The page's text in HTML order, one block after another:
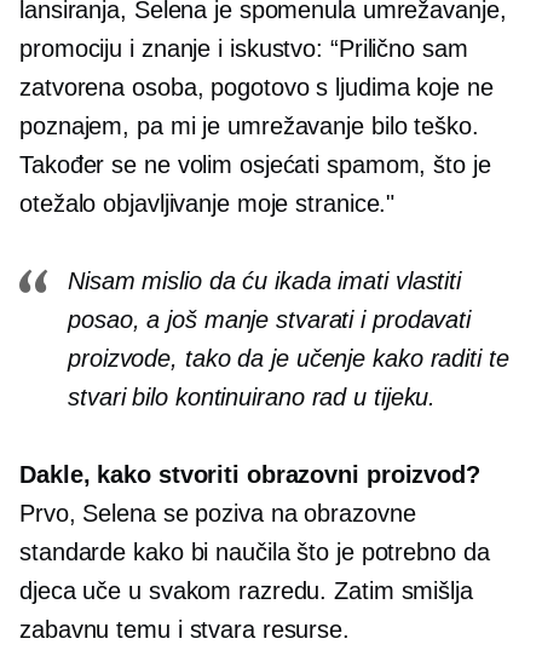
lansiranja, Selena je spomenula umrežavanje,
promociju i znanje i iskustvo: “Prilično sam
zatvorena osoba, pogotovo s ljudima koje ne
poznajem, pa mi je umrežavanje bilo teško.
Također se ne volim osjećati spamom, što je
otežalo objavljivanje moje stranice."
Nisam mislio da ću ikada imati vlastiti
posao, a još manje stvarati i prodavati
proizvode, tako da je učenje kako raditi te
stvari bilo kontinuirano rad u tijeku.
Dakle, kako stvoriti obrazovni proizvod?
Prvo, Selena se poziva na obrazovne
standarde kako bi naučila što je potrebno da
djeca uče u svakom razredu. Zatim smišlja
zabavnu temu i stvara resurse.